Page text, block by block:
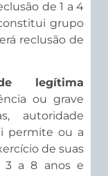
de 1 a 4
grupo
reclusão de
legítima
ou grave
autoridade
permite ou a
de suas
3 a 8 anos e